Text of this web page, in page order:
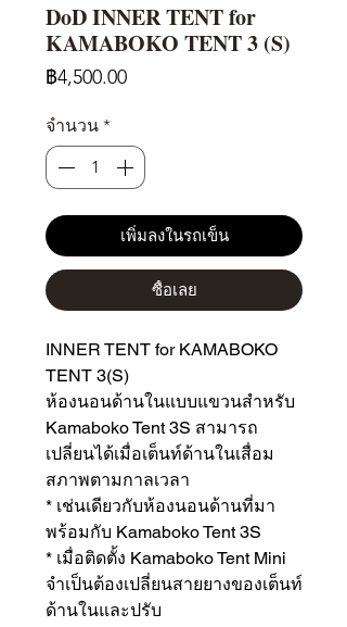
DoD INNER TENT for
KAMABOKO TENT 3 (S)
฿4,500.00ราคา
จำนวน *
เพิ่มลงในรถเข็น
ซื้อเลย
INNER TENT for KAMABOKO
TENT 3(S)
ห้องนอนด้านในแบบแขวนสำหรับ
Kamaboko Tent 3S สามารถ
เปลี่ยนได้เมื่อเต็นท์ด้านในเสื่อม
สภาพตามกาลเวลา
* เช่นเดียวกับห้องนอนด้านที่มา
พร้อมกับ Kamaboko Tent 3S
* เมื่อติดตั้ง Kamaboko Tent Mini
จำเป็นต้องเปลี่ยนสายยางของเต็นท์
ด้านในและปรับ